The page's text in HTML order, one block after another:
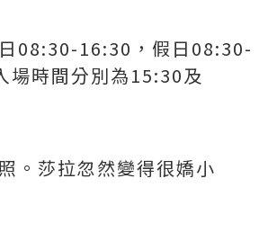
08:30-16:30，假日08:30-
場時間分別為15:30及
。莎拉忽然變得很嬌小